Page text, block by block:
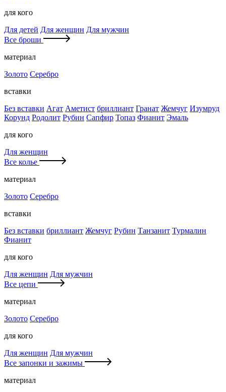
для кого
Для детей Для женщин Для мужчин
Все броши
материал
Золото Серебро
вставки
Без вставки Агат Аметист бриллиант Гранат Жемчуг Изумруд
Корунд Родолит Рубин Сапфир Топаз Фианит Эмаль
для кого
Для женщин
Все колье
материал
Золото Серебро
вставки
Без вставки бриллиант Жемчуг Рубин Танзанит Турмалин
Фианит
для кого
Для женщин Для мужчин
Все цепи
материал
Золото Серебро
для кого
Для женщин Для мужчин
Все запонки и зажимы
материал